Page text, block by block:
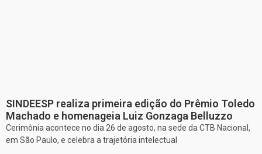
SINDEESP realiza primeira edição do Prêmio Toledo
Machado e homenageia Luiz Gonzaga Belluzzo
Cerimônia acontece no dia 26 de agosto, na sede da CTB Nacional,
em São Paulo, e celebra a trajetória intelectual